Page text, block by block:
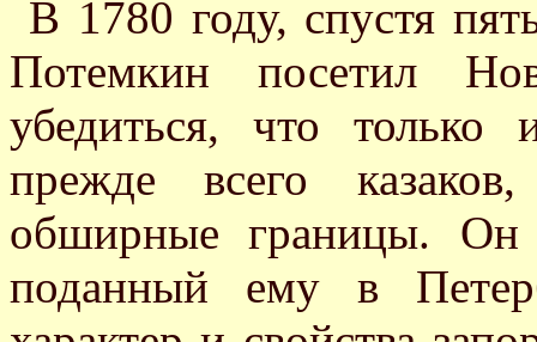
В 1780 году, спустя
Потемкин посетил
убедиться, что
прежде всего
обширные границы. Он
поданный ему в